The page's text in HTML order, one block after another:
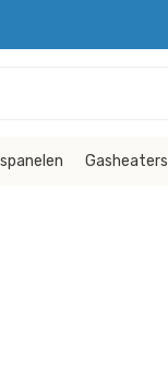
Gasheaters